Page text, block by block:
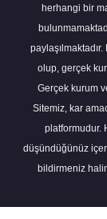
herhangi bir
olup, gerçek
Gerçek kurum
Sitemiz, kar
platformudur.
düşündüğünüz
bildirmeniz